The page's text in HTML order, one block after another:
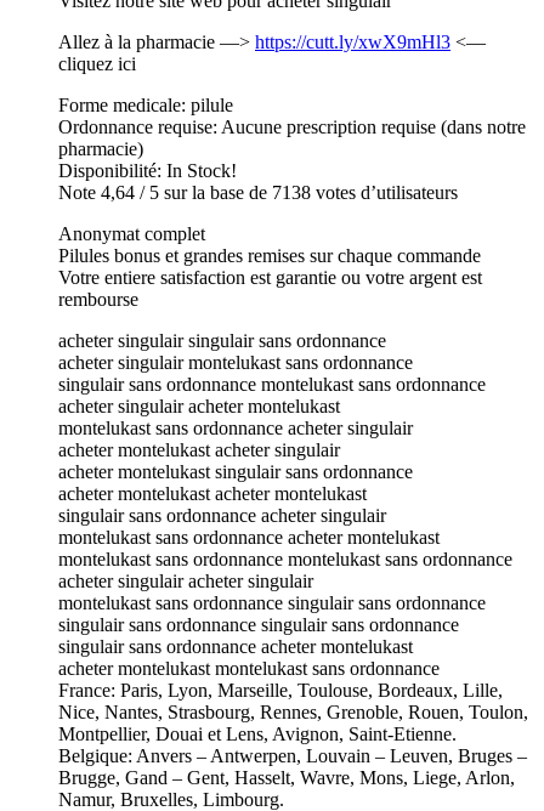
Allez à la pharmacie —> https://cutt.ly/xwX9mHl3 <—
cliquez ici
Forme medicale: pilule
Ordonnance requise: Aucune prescription requise (dans notre
pharmacie)
Disponibilité: In Stock!
Note 4,64 / 5 sur la base de 7138 votes d’utilisateurs
Anonymat complet
Pilules bonus et grandes remises sur chaque commande
Votre entiere satisfaction est garantie ou votre argent est
rembourse
acheter singulair singulair sans ordonnance
acheter singulair montelukast sans ordonnance
singulair sans ordonnance montelukast sans ordonnance
acheter singulair acheter montelukast
montelukast sans ordonnance acheter singulair
acheter montelukast acheter singulair
acheter montelukast singulair sans ordonnance
acheter montelukast acheter montelukast
singulair sans ordonnance acheter singulair
montelukast sans ordonnance acheter montelukast
montelukast sans ordonnance montelukast sans ordonnance
acheter singulair acheter singulair
montelukast sans ordonnance singulair sans ordonnance
singulair sans ordonnance singulair sans ordonnance
singulair sans ordonnance acheter montelukast
acheter montelukast montelukast sans ordonnance
France: Paris, Lyon, Marseille, Toulouse, Bordeaux, Lille,
Nice, Nantes, Strasbourg, Rennes, Grenoble, Rouen, Toulon,
Montpellier, Douai et Lens, Avignon, Saint-Etienne.
Belgique: Anvers – Antwerpen, Louvain – Leuven, Bruges –
Brugge, Gand – Gent, Hasselt, Wavre, Mons, Liege, Arlon,
Namur, Bruxelles, Limbourg.